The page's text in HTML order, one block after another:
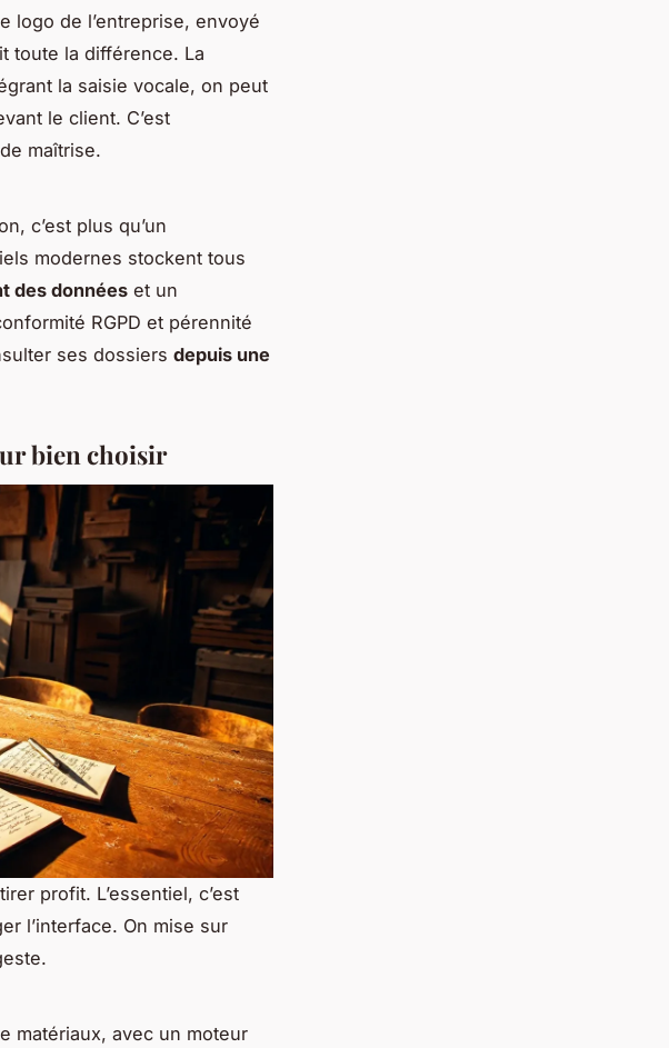
logo de l’entreprise, envoyé
toute la différence. La
la saisie vocale, on peut
le client. C’est
maîtrise.
c’est plus qu’un
modernes stockent tous
des données et un
RGPD et pérennité
ses dossiers depuis une
bien choisir
profit. L’essentiel, c’est
l’interface. On mise sur
matériaux, avec un moteur